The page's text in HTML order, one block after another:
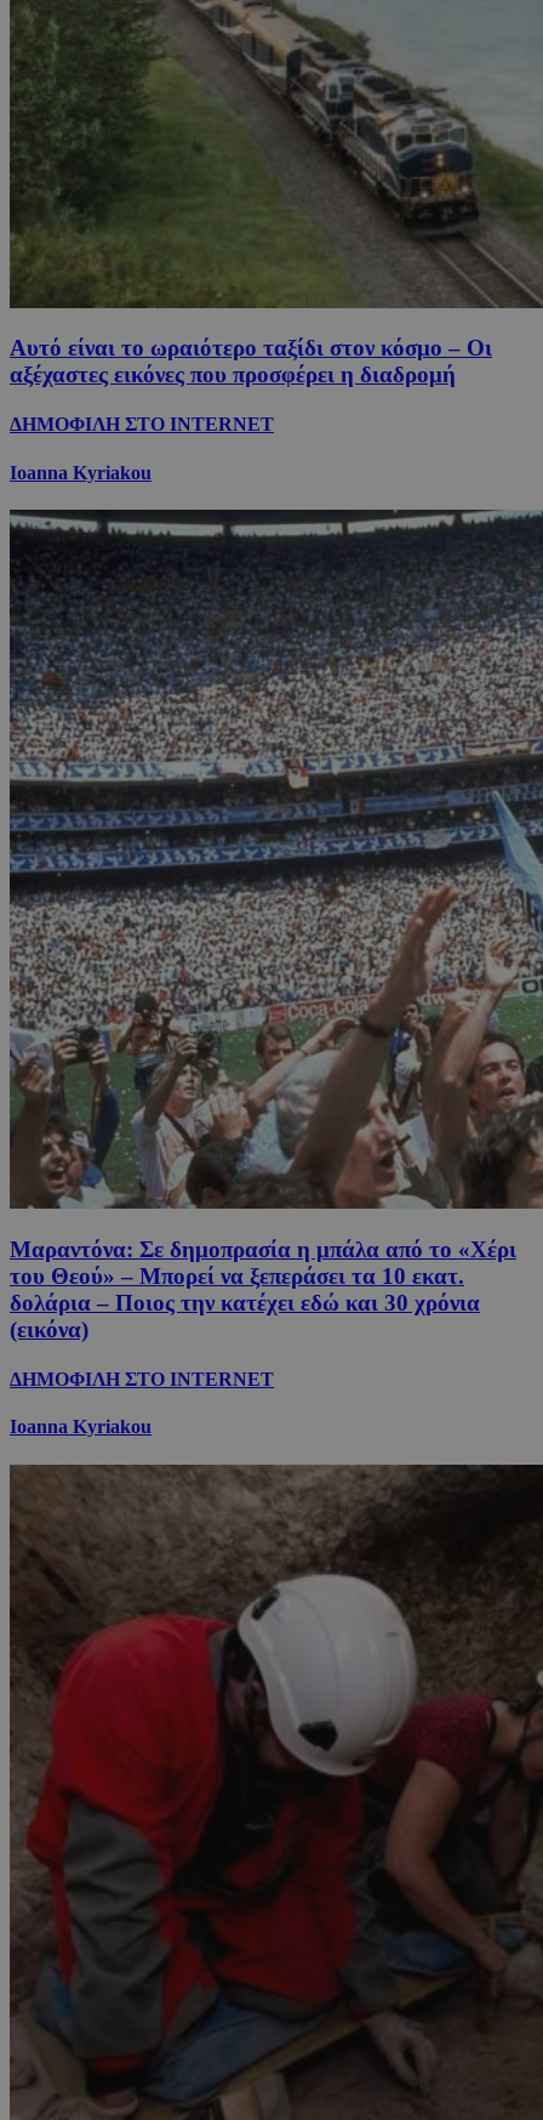
Αυτό είναι το ωραιότερο ταξίδι στον κόσμο – Οι
αξέχαστες εικόνες που προσφέρει η διαδρομή
ΔΗΜΟΦΙΛΗ ΣΤΟ INTERNET
Ioanna Kyriakou
Μαραντόνα: Σε δημοπρασία η μπάλα από το «Χέρι
του Θεού» – Μπορεί να ξεπεράσει τα 10 εκατ.
δολάρια – Ποιος την κατέχει εδώ και 30 χρόνια
(εικόνα)
ΔΗΜΟΦΙΛΗ ΣΤΟ INTERNET
Ioanna Kyriakou